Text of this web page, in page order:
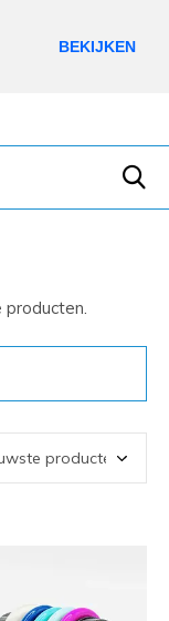
BEKIJKEN